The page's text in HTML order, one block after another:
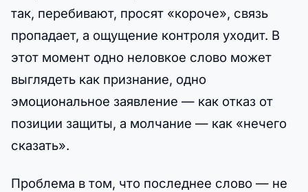
так, перебивают, просят «короче», связь
пропадает, а ощущение контроля уходит. В
этот момент одно неловкое слово может
выглядеть как признание, одно
эмоциональное заявление — как отказ от
позиции защиты, а молчание — как «нечего
сказать».
Проблема в том, что последнее слово — не